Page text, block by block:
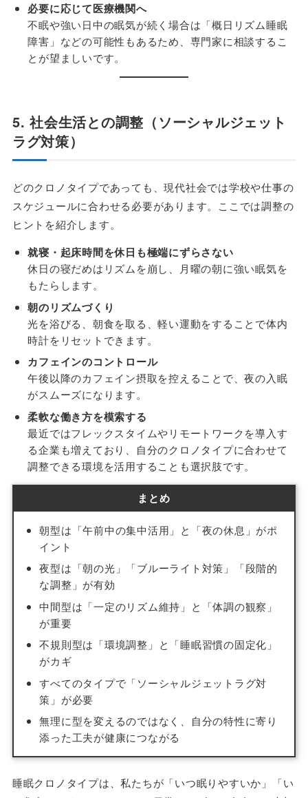
必要に応じて医療機関へ
不眠や強い日中の眠気が続く場合は「概日リズム睡眠
障害」などの可能性もあるため、専門家に相談するこ
とが望ましいです。
5. 社会生活との調整（ソーシャルジェット
ラグ対策）
どのクロノタイプであっても、現代社会では学校や仕事の
スケジュールに合わせる必要があります。ここでは調整の
ヒントを紹介します。
就寝・起床時間を休日も極端にずらさない
休日の寝だめはリズムを崩し、月曜の朝に強い眠気を
もたらします。
朝のリズムづくり
光を浴びる、朝食を取る、軽い運動をすることで体内
時計をリセットできます。
カフェインのコントロール
午後以降のカフェイン摂取を控えることで、夜の入眠
がスムーズになります。
柔軟な働き方を模索する
最近ではフレックスタイムやリモートワークを導入す
る企業も増えており、自分のクロノタイプに合わせて
調整できる環境を活用することも選択肢です。
まとめ
朝型は「午前中の集中活用」と「夜の休息」がポ
イント
夜型は「朝の光」「ブルーライト対策」「段階的
な調整」が有効
中間型は「一定のリズム維持」と「体調の観察」
が重要
不規則型は「環境調整」と「睡眠習慣の固定化」
がカギ
すべてのタイプで「ソーシャルジェットラグ対
策」が必要
無理に型を変えるのではなく、自分の特性に寄り
添った工夫が健康につながる
睡眠クロノタイプは、私たちが「いつ眠りやすいか」「い